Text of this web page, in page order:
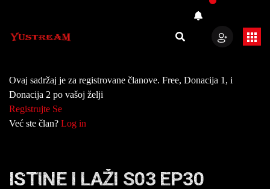
Ovaj sadržaj je za registrovane članove. Free, Donacija 1, i
Donacija 2 po vašoj želji
Registrujte Se
Već ste član? Log in
ISTINE I LAŽI S03 EP30